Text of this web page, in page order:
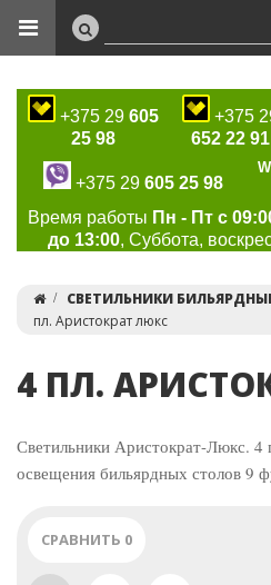
+375 29 605
25 98
+375
652 22 91
+375 29 605 25 98
Время работы Пн - Пт с
до 13:00, Суббота,
СВЕТИЛЬНИКИ
пл. Аристократ люкс
4 ПЛ.
Светильники Аристократ-Люкс. 4
освещения бильярдных столов 9
СРАВНИТЬ 0